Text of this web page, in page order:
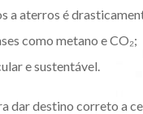
a aterros é
como metano e CO₂;
e sustentável.
dar destino correto a